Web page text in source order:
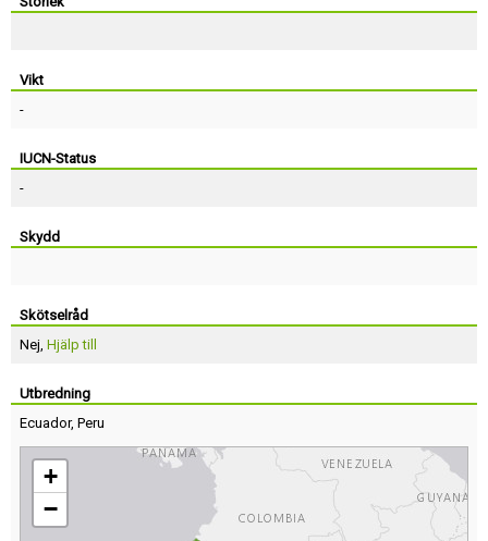
Vikt
-
IUCN-Status
-
Skydd
Skötselråd
Nej, Hjälp till
Utbredning
Ecuador, Peru
+
−